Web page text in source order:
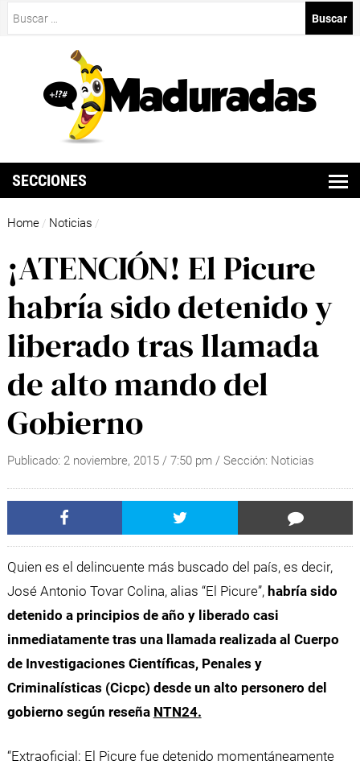
SECCIONES
Home / Noticias /
¡ATENCIÓN! El Picure
habría sido detenido y
liberado tras llamada
de alto mando del
Gobierno
Publicado: 2 noviembre, 2015/ 7:50 pm / Sección: Noticias
Quien es el delincuente más buscado del país, es decir,
José Antonio Tovar Colina, alias “El Picure”, habría sido
detenido a principios de año y liberado casi
inmediatamente tras una llamada realizada al Cuerpo
de Investigaciones Científicas, Penales y
Criminalísticas (Cicpc) desde un alto personero del
gobierno según reseña NTN24.
“Extraoficial: El Picure fue detenido momentáneamente